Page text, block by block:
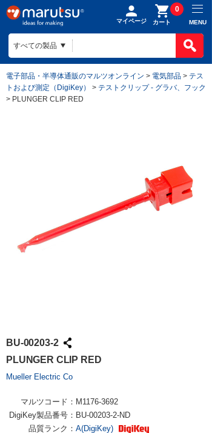
マイページ カート
0
MENU
電子部品・半導体通販のマルツオンライン > 電気部品 > テス
トおよび測定（DigiKey）
> テストクリップ - グラバ、フック
> PLUNGER CLIP RED
BU-00203-2
PLUNGER CLIP RED
Mueller Electric Co
マルツコード： M1176-3692
DigiKey製品番号： BU-00203-2-ND
品質ランク： A(DigiKey)